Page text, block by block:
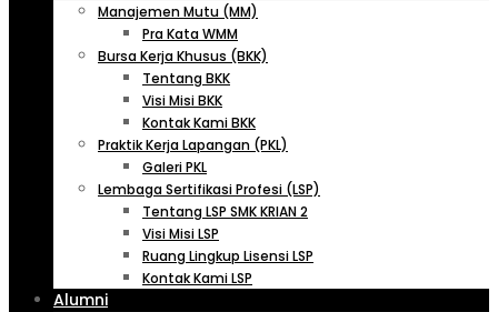
Manajemen Mutu (MM)
Pra Kata WMM
Bursa Kerja Khusus (BKK)
Tentang BKK
Visi Misi BKK
Kontak Kami BKK
Praktik Kerja Lapangan (PKL)
Galeri PKL
Lembaga Sertifikasi Profesi (LSP)
Tentang LSP SMK KRIAN 2
Visi Misi LSP
Ruang Lingkup Lisensi LSP
Kontak Kami LSP
Alumni